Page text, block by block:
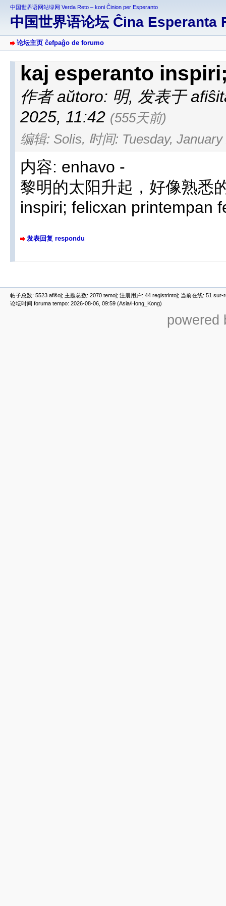
中国世界语网站绿网 Verda Reto – koni Ĉinion per Esperanto
中国世界语论坛 Ĉina Esperanta
论坛主页 ĉefpaĝo de forumo
kaj esperanto
作者 aŭtoro: 明, 发表于
2025, 11:42 (555天前)
编辑: Solis, 时间: Tuesday,
内容: enhavo -
黎明的太阳升起，好像熟悉
inspiri; felicxan printempan
发表回复 respondu
帖子总数: 5523 afiŝoj; 主题总数: 2070 temoj; 注册用户: 44 registrintoj; 当前在线: 51
论坛时间 foruma tempo: 2026-08-06, 09:59 (Asia/Hong_Kong)
powered